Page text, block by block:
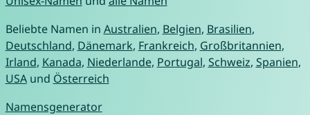
Beliebte Namen in Australien, Belgien, Brasilien,
Deutschland, Dänemark, Frankreich, Großbritannien,
Irland, Kanada, Niederlande, Portugal, Schweiz, Spanien,
USAund Österreich
Namensgenerator